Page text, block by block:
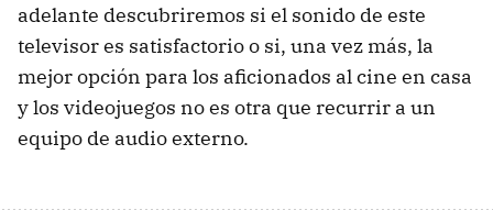
adelante descubriremos si el sonido de este
televisor es satisfactorio o si, una vez más, la
mejor opción para los aficionados al cine en casa
y los videojuegos no es otra que recurrir a un
equipo de audio externo.